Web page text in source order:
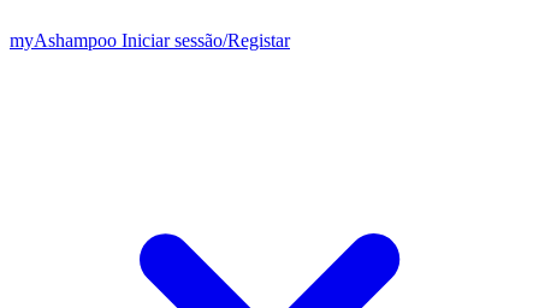
myAshampoo Iniciar sessão/Registar